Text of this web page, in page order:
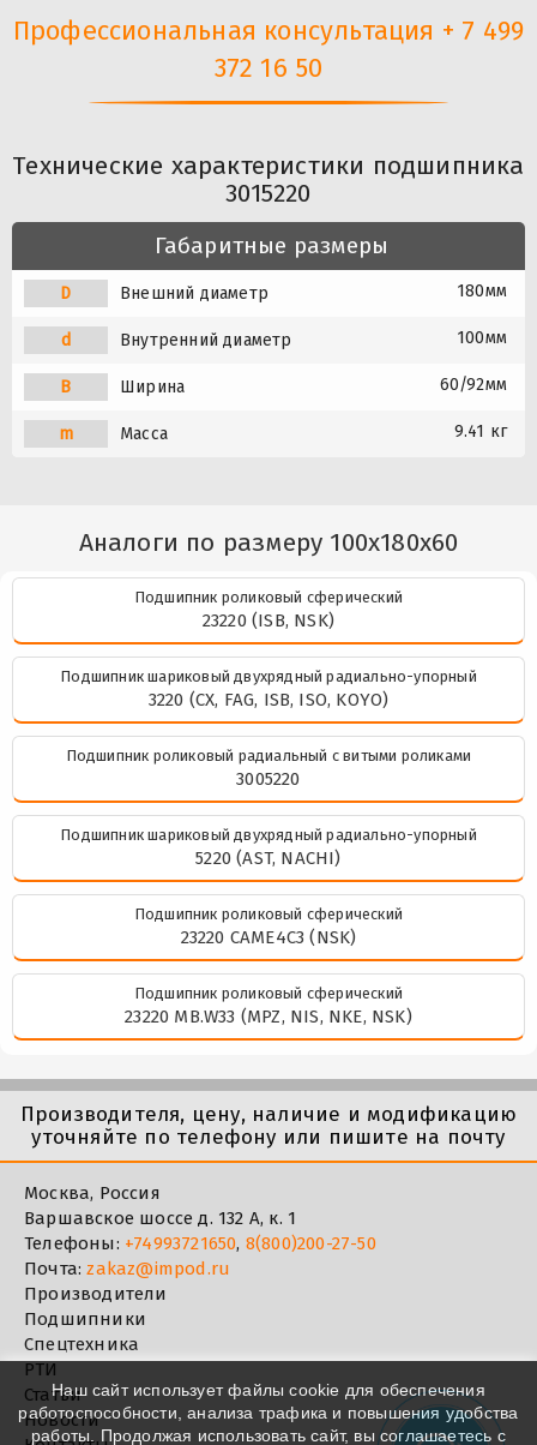
Профессиональная консультация + 7 499
372 16 50
Технические характеристики подшипника
3015220
Габаритные размеры
D Внешний диаметр 180мм
d Внутренний диаметр 100мм
B Ширина 60/92мм
m Масса 9.41 кг
Аналоги по размеру 100x180x60
Подшипник роликовый сферический
23220 (ISB, NSK)
Подшипник шариковый двухрядный радиально-упорный
3220 (CX, FAG, ISB, ISO, KOYO)
Подшипник роликовый радиальный с витыми роликами
3005220
Подшипник шариковый двухрядный радиально-упорный
5220 (AST, NACHI)
Подшипник роликовый сферический
23220 CAME4C3 (NSK)
Подшипник роликовый сферический
23220 MB.W33 (MPZ, NIS, NKE, NSK)
Производителя, цену, наличие и модификацию
уточняйте по телефону или пишите на почту
Москва, Россия
Варшавское шоссе д. 132 А, к. 1
Телефоны: +74993721650, 8(800)200-27-50
Почта:zakaz@impod.ru
Производители
Подшипники
Спецтехника
РТИ
Статьи
Новости
Наш сайт использует файлы cookie для обеспечения
работоспособности, анализа трафика и повышения удобства
работы. Продолжая использовать сайт, вы соглашаетесь с